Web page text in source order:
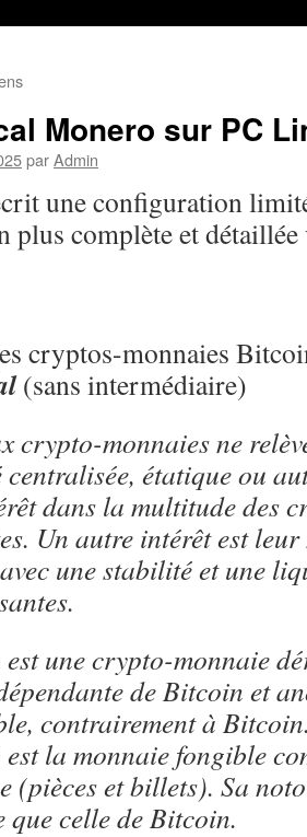
Monero sur PC
parAdmin
une configuration
plus complète et
cryptos-monnaies
(sans intermédiaire)
crypto-monnaies ne
étatique ou
dans la multitude des
Un autre intérêt est
une stabilité et une
une crypto-monnaie
de Bitcoin et
contrairement à
la monnaie fongible
(pièces et billets). Sa
que celle de Bitcoin.